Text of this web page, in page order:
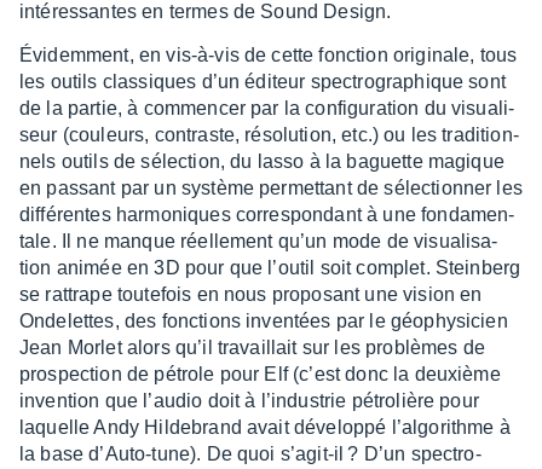
inté­res­santes en termes de Sound Design.
Évidem­ment, en vis-à-vis de cette fonc­tion origi­nale, tous
les outils clas­siques d’un éditeur spec­tro­gra­phique sont
de la partie, à commen­cer par la confi­gu­ra­tion du visua­li­
seur (couleurs, contraste, réso­lu­tion, etc.) ou les tradi­tion­
nels outils de sélec­tion, du lasso à la baguette magique
en passant par un système permet­tant de sélec­tion­ner les
diffé­rentes harmo­niques corres­pon­dant à une fonda­men­
tale. Il ne manque réel­le­ment qu’un mode de visua­li­sa­
tion animée en 3D pour que l’ou­til soit complet. Stein­berg
se rattrape toute­fois en nous propo­sant une vision en
Onde­lettes, des fonc­tions inven­tées par le géophy­si­cien
Jean Morlet alors qu’il travaillait sur les problèmes de
pros­pec­tion de pétrole pour Elf (c’est donc la deuxième
inven­tion que l’au­dio doit à l’in­dus­trie pétro­lière pour
laquelle Andy Hilde­brand avait déve­loppé l’al­go­rithme à
la base d’Auto-tune). De quoi s’agit-il ? D’un spec­tro­